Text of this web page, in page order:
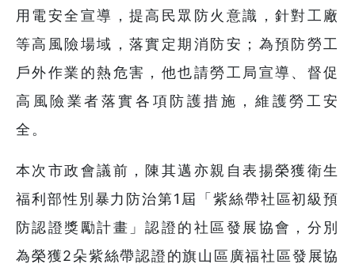
用電安全宣導，提高民眾防火意識，針對工廠
等高風險場域，落實定期消防安；為預防勞工
戶外作業的熱危害，他也請勞工局宣導、督促
高風險業者落實各項防護措施，維護勞工安
全。
本次市政會議前，陳其邁亦親自表揚榮獲衛生
福利部性別暴力防治第1屆「紫絲帶社區初級預
防認證獎勵計畫」認證的社區發展協會，分別
為榮獲2朵紫絲帶認證的旗山區廣福社區發展協